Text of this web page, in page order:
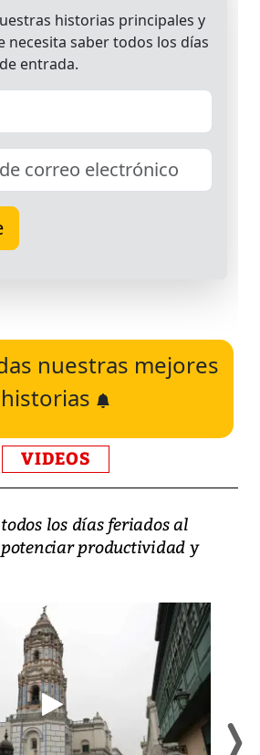
nuestras mejores
historias
VIDEOS
los días feriados al
productividad y